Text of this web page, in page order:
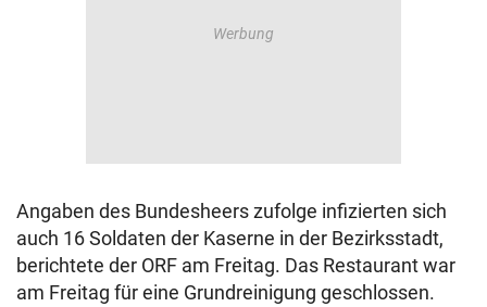
Angaben des Bundesheers zufolge infizierten sich
auch 16 Soldaten der Kaserne in der Bezirksstadt,
berichtete der ORF am Freitag. Das Restaurant war
am Freitag für eine Grundreinigung geschlossen.